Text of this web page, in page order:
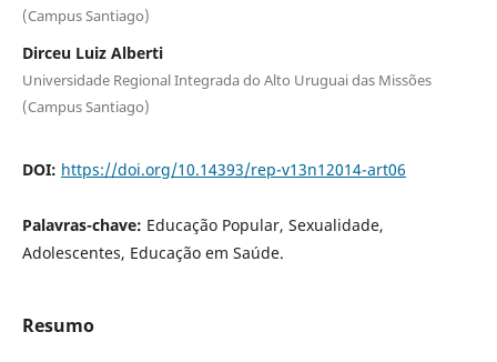
(Campus Santiago)
Dirceu Luiz Alberti
Universidade Regional Integrada do Alto Uruguai das Missões
(Campus Santiago)
DOI: https://doi.org/10.14393/rep-v13n12014-art06
Palavras-chave: Educação Popular, Sexualidade,
Adolescentes, Educação em Saúde.
Resumo